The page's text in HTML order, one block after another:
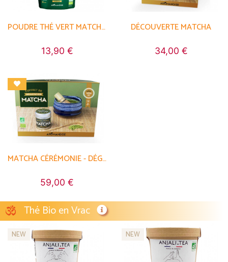
POUDRE THÉ VERT MATCHA GRAND FORMAT
13,90 €
DÉCOUVERTE MATCHA
34,00 €
MATCHA CÉRÉMONIE - DÉGUSTATION
59,00 €
Thé Bio en Vrac
NEW NEW